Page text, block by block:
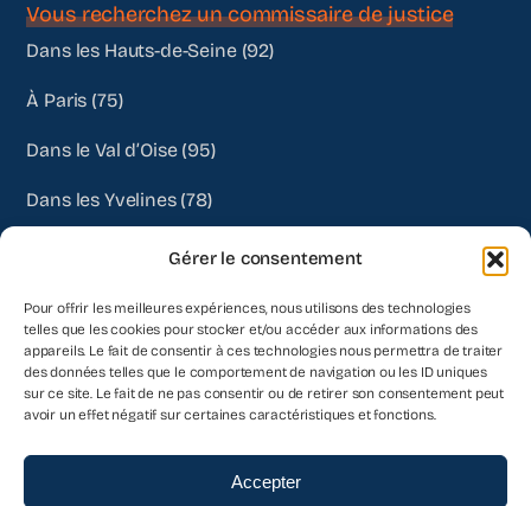
Gérer le consentement
Pour offrir les meilleures expériences, nous utilisons des technologies
telles que les cookies pour stocker et/ou accéder aux informations des
appareils. Le fait de consentir à ces technologies nous permettra de traiter
des données telles que le comportement de navigation ou les ID uniques
sur ce site. Le fait de ne pas consentir ou de retirer son consentement peut
avoir un effet négatif sur certaines caractéristiques et fonctions.
Accepter
Vous recherchez un commissaire de justice
Dans les Hauts-de-Seine (92)
À Paris (75)
Dans le Val d’Oise (95)
Dans les Yvelines (78)
Autres départements
droits réservés • Réalisation :